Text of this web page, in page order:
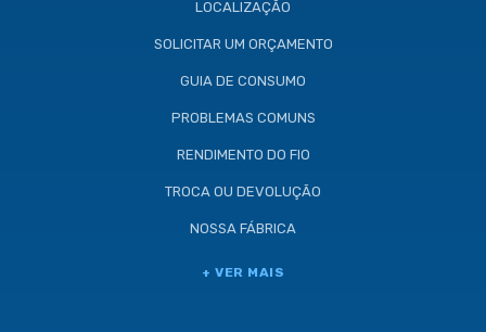
Industria e Comercio de Linhas
LOCALIZAÇÃO
SOLICITAR UM ORÇAMENTO
GUIA DE CONSUMO
PROBLEMAS COMUNS
RENDIMENTO DO FIO
TROCA OU DEVOLUÇÃO
NOSSA FÁBRICA
+ VER MAIS